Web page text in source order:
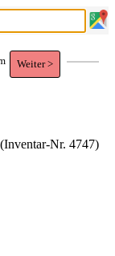
Weiter >
(Inventar-Nr. 4747)